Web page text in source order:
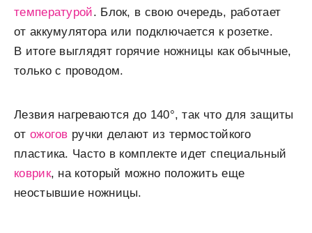
температурой. Блок, в свою очередь, работает
от аккумулятора или подключается к розетке.
В итоге выглядят горячие ножницы как обычные,
только с проводом.
Лезвия нагреваются до 140°, так что для защиты
от ожогов ручки делают из термостойкого
пластика. Часто в комплекте идет специальный
коврик, на который можно положить еще
неостывшие ножницы.